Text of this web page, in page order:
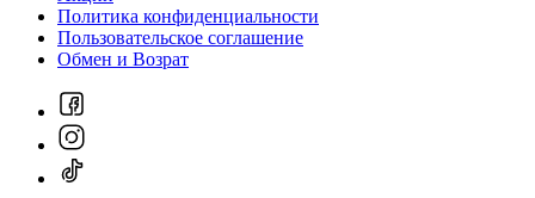
Политика конфиденциальности
Пользовательское соглашение
Обмен и Возрат